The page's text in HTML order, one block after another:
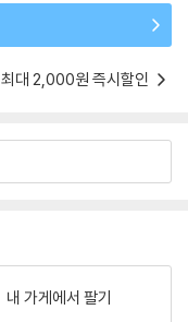
최대 2,000원 즉시할인
내 가게에서 팔기